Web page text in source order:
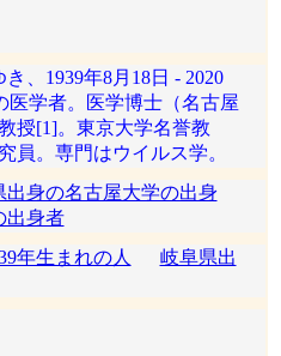
、1939年8月18日 - 2020
医学者。医学博士（名古屋
授[1]。東京大学名誉教
員。専門はウイルス学。
出身の名古屋大学の出身
出身者
年生まれの人
岐阜県出